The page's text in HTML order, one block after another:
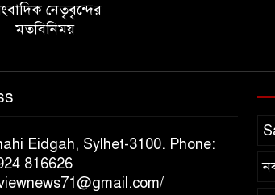
নেতৃবৃন্দের
মতবিনিময়
Eidgah, Sylhet-3100. Phone:
816626